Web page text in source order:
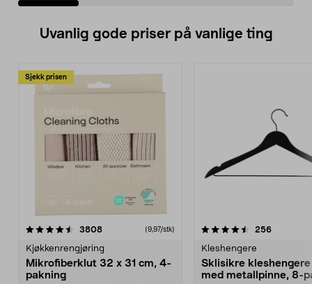
Uvanlig gode priser på vanlige ting
Sjekk prisen
3808anmeldelser(9,97/stk)
Kjøkkenrengjøring
Mikrofiberklut 32 x 31 cm, 4-
pakning
4.5av 5 stjerner 256
Kleshengere
Sklisikre
med metallpinne, 8-
4.5av 5 stjerner